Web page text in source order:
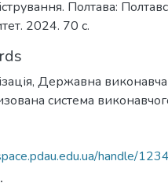
Полтава:
2024. 70 с.
, Державна
система
handle/